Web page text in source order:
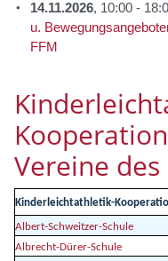
14.11.2026, 10:00 -
u.
FFM
Vereine des
Kinderleichtathletik-
Albert-Schweitzer-Schule
Albrecht-Dürer-Schule